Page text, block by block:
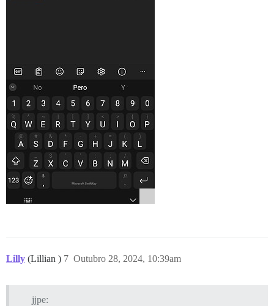
Lilly (Lillian ) Outubro 28, 2024, 10:39am
7
jjpe: